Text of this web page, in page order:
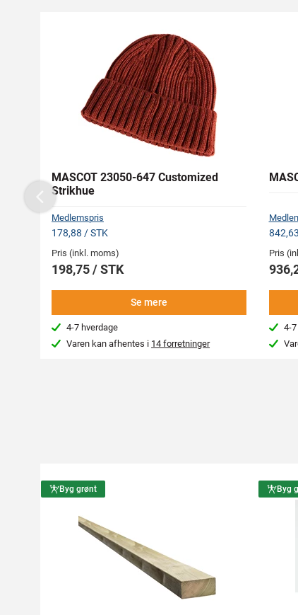
MASCOT 23050-647 Customized
Strikhue
Medlemspris
178,88 / STK
Pris (inkl. moms)
198,75 / STK
Se mere
4-7 hverdage
Varen kan afhentes i 14 forretninger
Pris
4-
Previous
Byg grønt Byg